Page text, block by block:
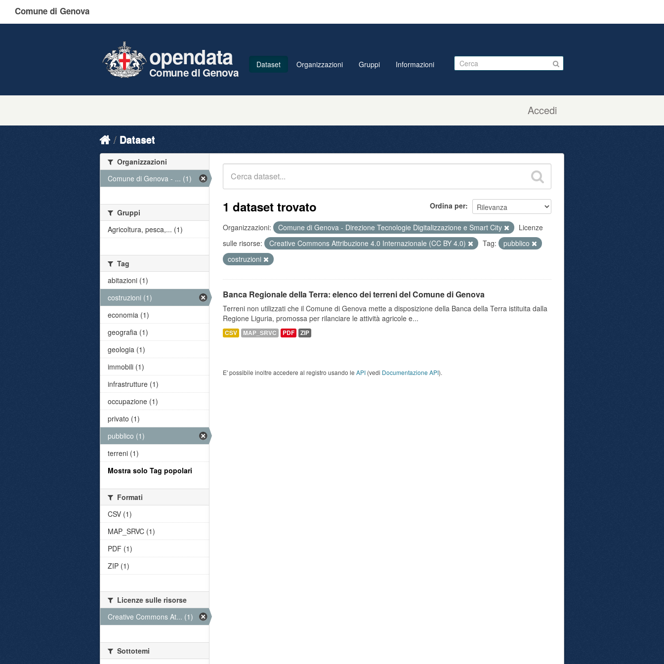
Comune di Genova
Accedi
opendata
Comune di Genova
Dataset Organizzazioni Gruppi Informazioni
Dataset
Ordina per
1 dataset trovato
Organizzazioni: Comune di Genova - Direzione Tecnologie Digitalizzazione e Smart City
Licenze
sulle risorse:
Creative Commons Attribuzione 4.0 Internazionale (CC BY 4.0) Tag:
pubblico
costruzioni
Banca Regionale della Terra: elenco dei terreni del Comune di Genova
Terreni non utilizzati che il Comune di Genova mette a disposizione della Banca della Terra istituita dalla
Regione Liguria, promossa per rilanciare le attività agricole e...
CSV MAP_SRVC PDF ZIP
E' possibile inoltre accedere al registro usando le API (vedi Documentazione API).
Organizzazioni
Comune di Genova - ... (1)
Gruppi
Agricoltura, pesca,... (1)
Tag
abitazioni (1)
costruzioni (1)
economia (1)
geografia (1)
geologia (1)
immobili (1)
infrastrutture (1)
occupazione (1)
privato (1)
pubblico (1)
terreni (1)
Mostra solo Tag popolari
Formati
CSV (1)
MAP_SRVC (1)
PDF (1)
ZIP (1)
Licenze sulle risorse
Creative Commons At... (1)
Sottotemi